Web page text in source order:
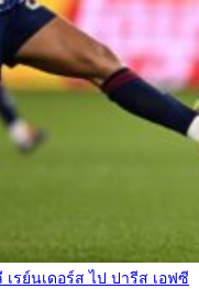
รย์นเดอร์ส ไป ปารีส เอฟซี